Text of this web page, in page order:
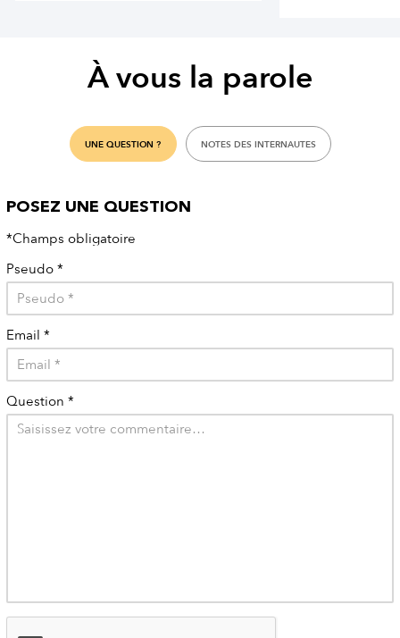
À vous la parole
UNE QUESTION ? NOTES DES INTERNAUTES
POSEZ UNE QUESTION
*Champs obligatoire
Pseudo *
Email *
Question *